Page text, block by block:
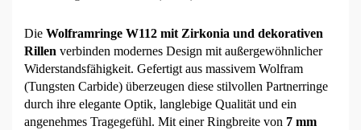
Die Wolframringe W112 mit Zirkonia und dekorativen
Rillen verbinden modernes Design mit außergewöhnlicher
Widerstandsfähigkeit. Gefertigt aus massivem Wolfram
(Tungsten Carbide) überzeugen diese stilvollen Partnerringe
durch ihre elegante Optik, langlebige Qualität und ein
angenehmes Tragegefühl. Mit einer Ringbreite von 7 mm